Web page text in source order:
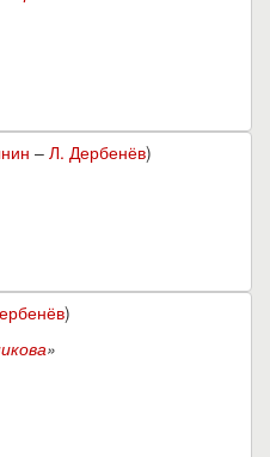
– Л. Дербенёв)
)
»